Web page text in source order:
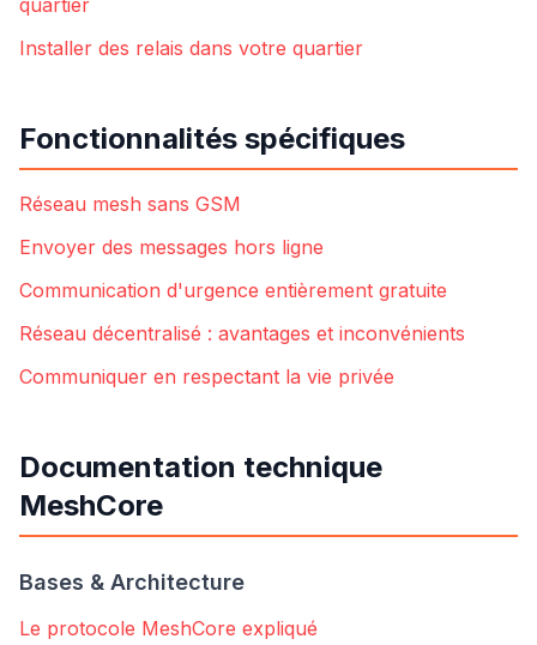
quartier
Installer des relais dans votre quartier
Fonctionnalités spécifiques
Réseau mesh sans GSM
Envoyer des messages hors ligne
Communication d'urgence entièrement gratuite
Réseau décentralisé : avantages et inconvénients
Communiquer en respectant la vie privée
Documentation technique
MeshCore
Bases & Architecture
Le protocole MeshCore expliqué